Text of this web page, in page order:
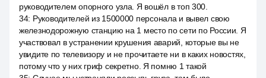
руководителем опорного узла. Я вошёл в топ 300.
34: Руководителей из 1500000 персонала и вывел свою
железнодорожную станцию на 1 место по сети по России. Я
участвовал в устранении крушения аварий, которые вы не
увидите по телевизору и не прочитаете ни в каких новостях,
потому что у них гриф секретно. Я помню 1 такой